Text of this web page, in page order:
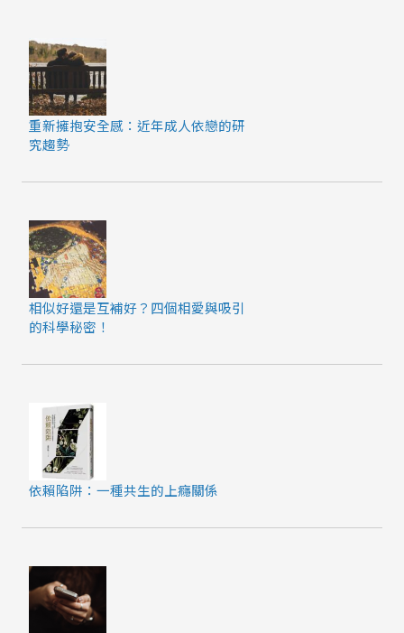
重新擁抱安全感：近年成人依戀的研
究趨勢
相似好還是互補好？四個相愛與吸引
的科學秘密！
依賴陷阱：一種共生的上癮關係